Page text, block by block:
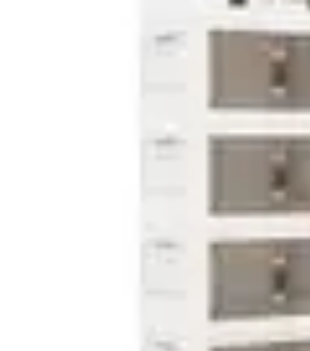
Compréhension de l'accessibilité